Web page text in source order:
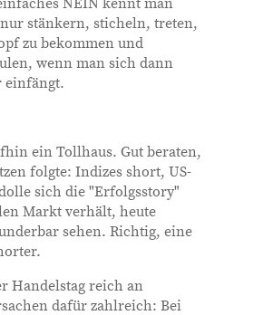
stänkern, sticheln, treten,
zu bekommen und
wenn man sich dann
einfängt.
ein Tollhaus. Gut beraten,
folgte: Indizes short, US-
sich die "Erfolgsstory"
Markt verhält, heute
sehen. Richtig, eine
Handelstag reich an
dafür zahlreich: Bei